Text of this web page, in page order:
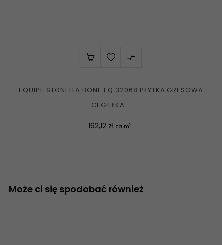

EQUIPE STONELLA BONE EQ 32068 PŁYTKA GRESOWA
CEGIEŁKA...
Cena
162,12 zł za m2
Może ci się spodobać również